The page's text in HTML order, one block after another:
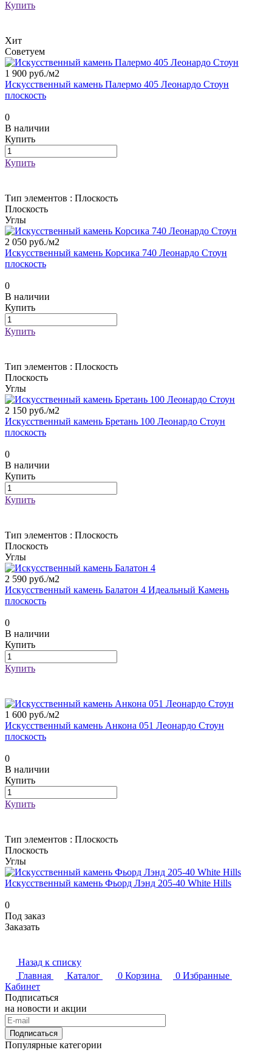
Купить
Хит
Советуем
1 900 руб./м2
Искусственный камень Палермо 405 Леонардо Стоун
плоскость
0
В наличии
Купить
Купить
Тип элементов : Плоскость
Плоскость
Углы
2 050 руб./м2
Искусственный камень Корсика 740 Леонардо Стоун
плоскость
0
В наличии
Купить
Купить
Тип элементов : Плоскость
Плоскость
Углы
2 150 руб./м2
Искусственный камень Бретань 100 Леонардо Стоун
плоскость
0
В наличии
Купить
Купить
Тип элементов : Плоскость
Плоскость
Углы
2 590 руб./м2
Искусственный камень Балатон 4 Идеальный Камень
плоскость
0
В наличии
Купить
Купить
1 600 руб./м2
Искусственный камень Анкона 051 Леонардо Стоун
плоскость
0
В наличии
Купить
Купить
Тип элементов : Плоскость
Плоскость
Углы
Искусственный камень Фьорд Лэнд 205-40 White Hills
0
Под заказ
Заказать
Назад к списку
Главная
Каталог 0 Корзина 0 Избранные
Кабинет
Подписаться
на новости и акции
Подписаться
Популярные категории